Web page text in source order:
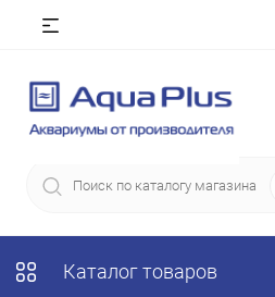
Каталог товаров